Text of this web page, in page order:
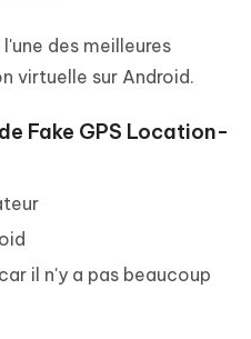
des meilleures
virtuelle sur Android.
Fake GPS Location-
il n'y a pas beaucoup